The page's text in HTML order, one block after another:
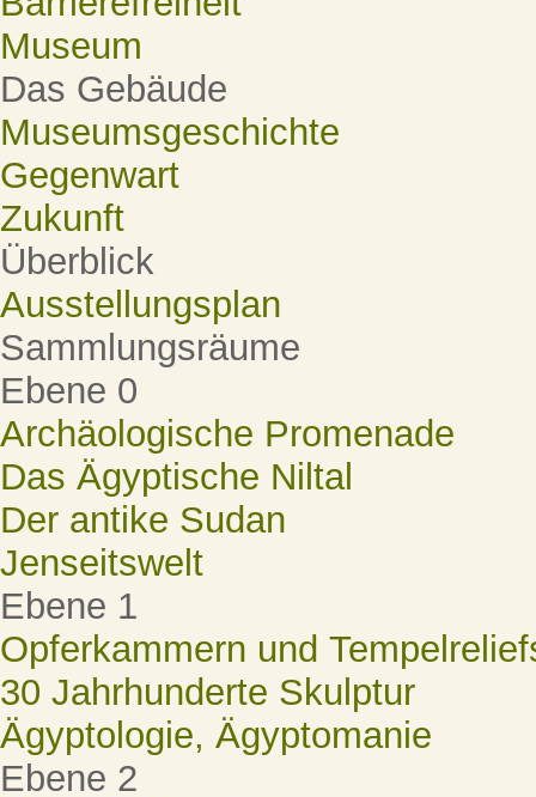
Museum
Das Gebäude
Museumsgeschichte
Gegenwart
Zukunft
Überblick
Ausstellungsplan
Sammlungsräume
Ebene 0
Archäologische Promenade
Das Ägyptische Niltal
Der antike Sudan
Jenseitswelt
Ebene 1
Opferkammern und
30 Jahrhunderte Skulptur
Ägyptologie, Ägyptomanie
Ebene 2